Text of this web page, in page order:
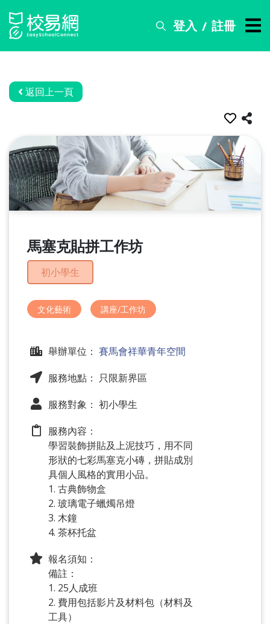
登入 / 註冊
搜
務
資
訊
關
於
我
返回上一頁
馬塞克貼拼工作坊
初小學生
文化藝術 講座/工作坊
舉辦單位： 賽馬會祥華青年空間
服務地點： 只限新界區
服務對象： 初小學生
服務內容：
學習裝飾拼貼及上泥技巧，用不同
形狀的七彩馬塞克小磚，拼貼成別
具個人風格的實用小品。
1. 古典飾物盒
2. 玻璃電子蠟燭吊燈
3. 木鐘
4. 茶杯托盆
報名須知：
備註：
1. 25人成班
2. 費用包括影片及材料包（材料及
工具）